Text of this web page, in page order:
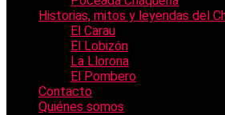
Historias, mitos y leyendas del
El Carau
El Lobizón
La Llorona
El Pombero
Contacto
Quiénes somos